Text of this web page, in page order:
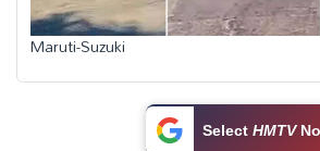
లైఫ్
స్టైల్
Maruti-Suzuki
Select HMTV